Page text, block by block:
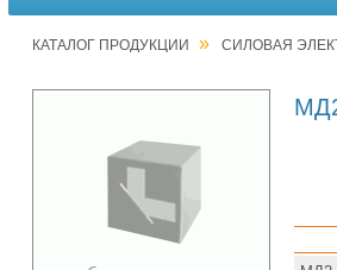
КАТАЛОГ ПРОДУКЦИИ » СИЛОВАЯ